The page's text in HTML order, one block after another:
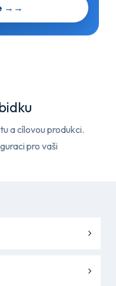
→ →
a cílovou produkci.
pro vaši